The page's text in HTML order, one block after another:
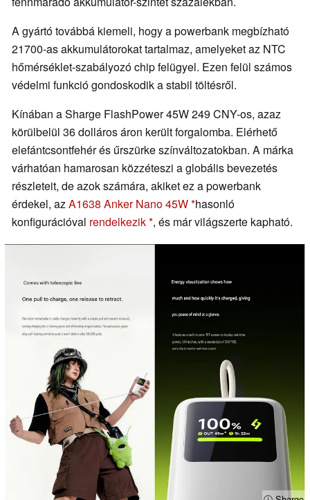
A gyártó továbbá kiemeli, hogy a powerbank megbízható
21700-as akkumulátorokat tartalmaz, amelyeket az NTC
hőmérséklet-szabályozó chip felügyel. Ezen felül számos
védelmi funkció gondoskodik a stabil töltésről.
Kínában a Sharge FlashPower 45W 249 CNY-os, azaz
körülbelül 36 dolláros áron került forgalomba. Elérhető
elefántcsontfehér és űrszürke színváltozatokban. A márka
várhatóan hamarosan közzéteszi a globális bevezetés
részleteit, de azok számára, akiket ez a powerbank
érdekel, azA1638 Anker Nano 45W hasonló
konfigurációval rendelkezik , és már világszerte kapható.